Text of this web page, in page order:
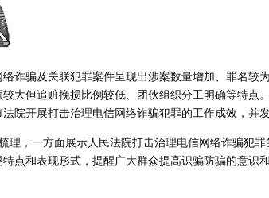
骗及关联犯罪案件呈现出涉案数量增加、罪名较
大但追赃挽损比例较低、团伙组织分工明确等特点
院开展打击治理电信网络诈骗犯罪的工作成效，并发
，一方面展示人民法院打击治理电信网络诈骗犯罪
点和表现形式，提醒广大群众提高识骗防骗的意识